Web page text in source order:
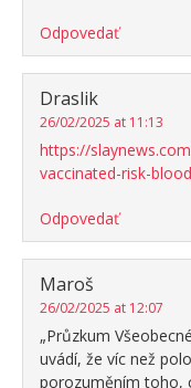
Odpovedať
Draslik
26/02/2025 at 11:13
https://
vaccinated-risk-
Odpovedať
Maroš
26/02/2025 at 12:07
„Průzkum
uvádí, že víc než
porozuměním toho,